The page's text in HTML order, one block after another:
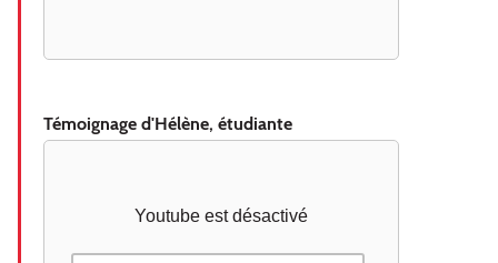
Témoignage d'Hélène, étudiante
Youtube est désactivé